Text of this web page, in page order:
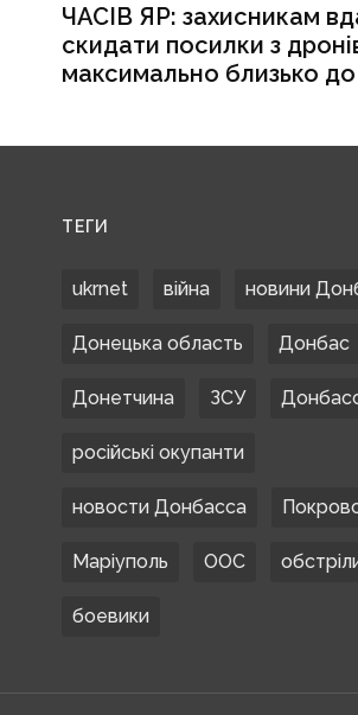
ЧАСІВ ЯР: захисникам
скидати посилки з
максимально близько до
ТЕГИ
ukrnet війна новини
Донецька область Донбас
Донетчина ЗСУ
російські окупанти
новости Донбасса
Маріуполь ООС
боевики